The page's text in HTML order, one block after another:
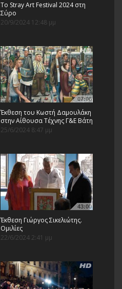
Το Stray Art Festival 2024 στη
Σύρο
20/9/2024 12:48 μμ
07:06
Έκθεση του Κωστή Δαμουλάκη
στην Αίθουσα Τέχνης Γ&Ε Βάτη
25/6/2024 8:47 μμ
43:00
Έκθεση Γιώργος Σικελιώτης.
Ομιλίες
22/6/2024 2:41 μμ